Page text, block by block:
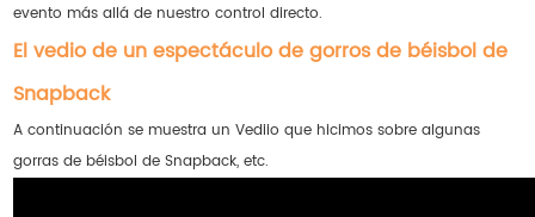
evento más allá de nuestro control directo.
El vedio de un espectáculo de gorros de béisbol de
Snapback
A continuación se muestra un Vediio que hicimos sobre algunas
gorras de béisbol de Snapback, etc.